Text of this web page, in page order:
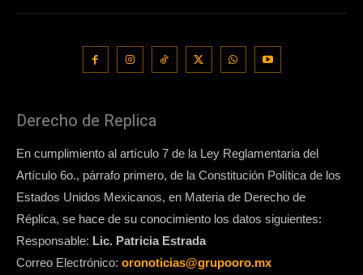
Derecho de Replica
En cumplimiento al artículo 7 de la Ley Reglamentaria del
Artículo 6o., párrafo primero, de la Constitución Política de los
Estados Unidos Mexicanos, en Materia de Derecho de
Réplica, se hace de su conocimiento los datos siguientes:
Responsable: Lic. Patricia Estrada
Correo Electrónico: oronoticias@grupooro.mx